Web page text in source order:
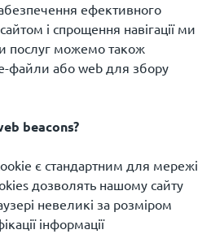
ефективного
і спрощення навігації ми
послуг можемо також
файли або web для збору
beacons?
є стандартним для мережі
дозволять нашому сайту
невеликі за розміром
інформації